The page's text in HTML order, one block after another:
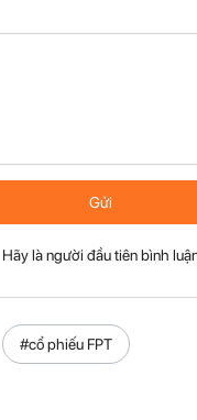
Gửi
Hãy là người đầu tiên bình
#cổ phiếu FPT